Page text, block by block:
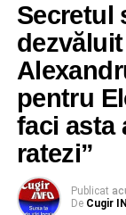
Secretul
pentru
faci asta
ratezi”
Publicat
De Cugir